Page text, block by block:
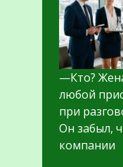
—Кто?
любой
при
Он забыл,
компании